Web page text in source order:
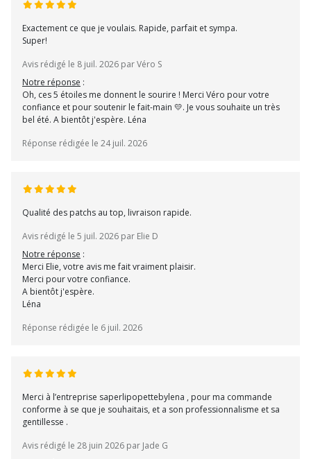
Exactement ce que je voulais. Rapide, parfait et sympa.
Super!
Avis rédigé le 8 juil. 2026 par Véro S
Notre réponse :
Oh, ces 5 étoiles me donnent le sourire ! Merci Véro pour votre
confiance et pour soutenir le fait-main 💛. Je vous souhaite un très
bel été. A bientôt j'espère. Léna
Réponse rédigée le 24 juil. 2026
Qualité des patchs au top, livraison rapide.
Avis rédigé le 5 juil. 2026 par Elie D
Notre réponse :
Merci Elie, votre avis me fait vraiment plaisir.
Merci pour votre confiance.
A bientôt j'espère.
Léna
Réponse rédigée le 6 juil. 2026
Merci à l’entreprise saperlipopettebylena , pour ma commande
conforme à se que je souhaitais, et a son professionnalisme et sa
gentillesse .
Avis rédigé le 28 juin 2026 par Jade G